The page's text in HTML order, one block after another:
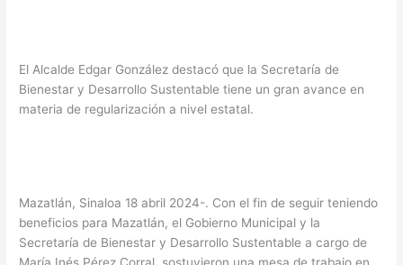
El Alcalde Edgar González destacó que la Secretaría de
Bienestar y Desarrollo Sustentable tiene un gran avance en
materia de regularización a nivel estatal.
Mazatlán, Sinaloa 18 abril 2024-. Con el fin de seguir teniendo
beneficios para Mazatlán, el Gobierno Municipal y la
Secretaría de Bienestar y Desarrollo Sustentable a cargo de
María Inés Pérez Corral, sostuvieron una mesa de trabajo en